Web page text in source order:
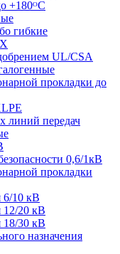
+180ᴼС
гибкие
UL/CSA
прокладки до
линий передач
0,6/1кВ
прокладки
6/10 кВ
12/20 кВ
18/30 кВ
назначения